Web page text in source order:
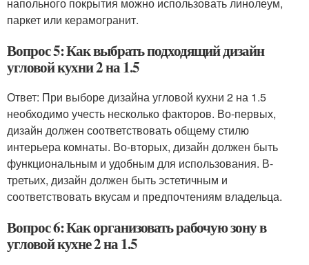
паркет или керамогранит.
Вопрос 5: Как выбрать подходящий дизайн
угловой кухни 2 на 1.5
Ответ: При выборе дизайна угловой кухни 2 на 1.5
необходимо учесть несколько факторов. Во-первых,
дизайн должен соответствовать общему стилю
интерьера комнаты. Во-вторых, дизайн должен быть
функциональным и удобным для использования. В-
третьих, дизайн должен быть эстетичным и
соответствовать вкусам и предпочтениям владельца.
Вопрос 6: Как организовать рабочую зону в
угловой кухне 2 на 1.5